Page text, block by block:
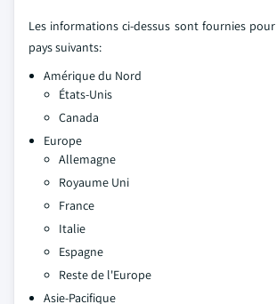
Les informations ci-dessus sont fournies
pays suivants:
Amérique du Nord
États-Unis
Canada
Europe
Allemagne
Royaume Uni
France
Italie
Espagne
Reste de l'Europe
Asie-Pacifique